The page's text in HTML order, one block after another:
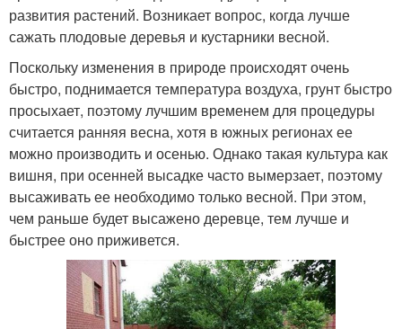
развития растений. Возникает вопрос, когда лучше
сажать плодовые деревья и кустарники весной.
Поскольку изменения в природе происходят очень
быстро, поднимается температура воздуха, грунт быстро
просыхает, поэтому лучшим временем для процедуры
считается ранняя весна, хотя в южных регионах ее
можно производить и осенью. Однако такая культура как
вишня, при осенней высадке часто вымерзает, поэтому
высаживать ее необходимо только весной. При этом,
чем раньше будет высажено деревце, тем лучше и
быстрее оно приживется.